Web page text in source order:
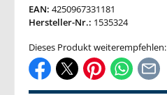
EAN: 4250967331181
Hersteller-Nr.: 1535324
Dieses Produkt weiterempfehlen: